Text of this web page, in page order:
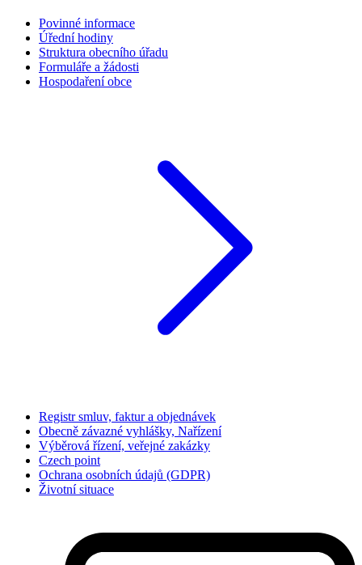
Povinné informace
Úřední hodiny
Struktura obecního úřadu
Formuláře a žádosti
Hospodaření obce
Registr smluv, faktur a objednávek
Obecně závazné vyhlášky, Nařízení
Výběrová řízení, veřejné zakázky
Czech point
Ochrana osobních údajů (GDPR)
Životní situace